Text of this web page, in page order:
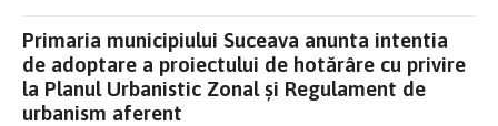
Primaria municipiului Suceava anunta intentia
de adoptare a proiectului de hotărâre cu privire
la Planul Urbanistic Zonal şi Regulament de
urbanism aferent